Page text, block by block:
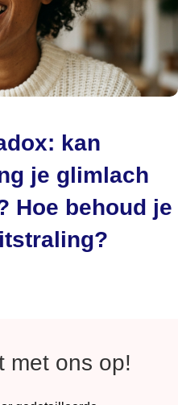
kan
je glimlach
Hoe behoud je
met ons op!